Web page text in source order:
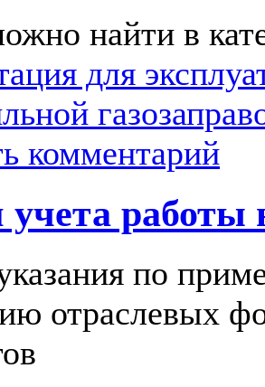
найти в
для
комментарий
работы
по
отраслевых